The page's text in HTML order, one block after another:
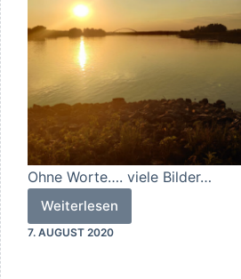
Ohne Worte…. viele Bilder…
Weiterlesen
Sonnenuntergang
an
7. AUGUST 2020